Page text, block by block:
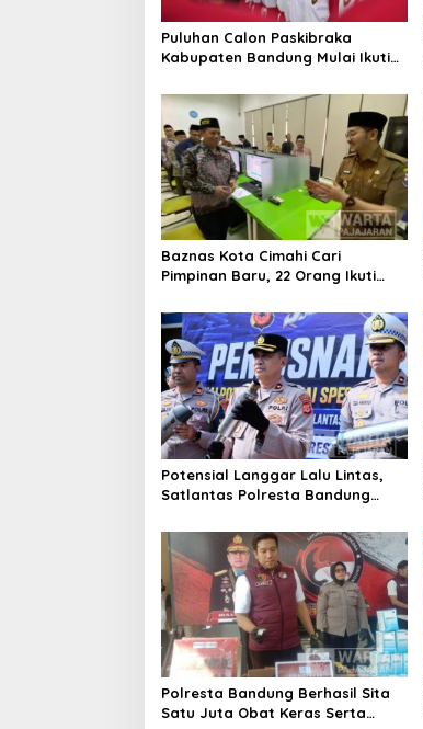
Puluhan Calon Paskibraka
Kabupaten Bandung Mulai Ikuti
Baznas Kota Cimahi Cari
Pimpinan Baru, 22 Orang Ikuti
Potensial Langgar Lalu Lintas,
Satlantas Polresta Bandung
Brong
Polresta Bandung Berhasil Sita
Satu Juta Obat Keras Serta